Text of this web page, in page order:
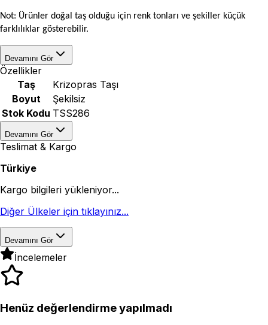
Not: Ürünler doğal taş olduğu için renk tonları ve şekiller küçük
farklılıklar gösterebilir.
Devamını Gör
Özellikler
Taş
Krizopras Taşı
Boyut
Şekilsiz
Stok Kodu TSS286
Devamını Gör
Teslimat & Kargo
Türkiye
Kargo bilgileri yükleniyor...
Diğer Ülkeler için tıklayınız...
Devamını Gör
İncelemeler
Henüz değerlendirme yapılmadı